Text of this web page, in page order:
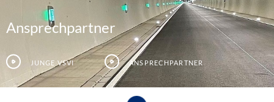
Ansprechpartner
Junge VSVI Ansprechpartner